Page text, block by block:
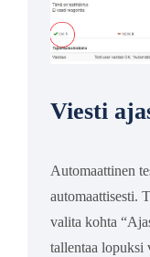
Viesti
Automaattinen
automaattisesti.
valita kohta
tallentaa lopuksi